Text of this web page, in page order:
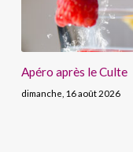
Apéro après le Culte
dimanche, 16 août 2026